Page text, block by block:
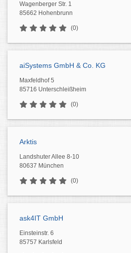
Wagenberger Str. 1
85662 Hohenbrunn
(0)
aiSystems GmbH & Co. KG
Maxfeldhof 5
85716 Unterschleißheim
(0)
Arktis
Landshuter Allee 8-10
80637 München
(0)
ask4IT GmbH
Einsteinstr. 6
85757 Karlsfeld